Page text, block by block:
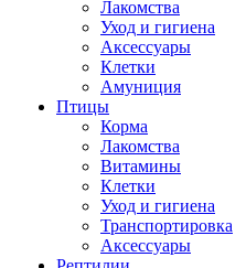
Лакомства
Уход и гигиена
Аксессуары
Клетки
Амуниция
Птицы
Корма
Лакомства
Витамины
Клетки
Уход и гигиена
Транспортировка
Аксессуары